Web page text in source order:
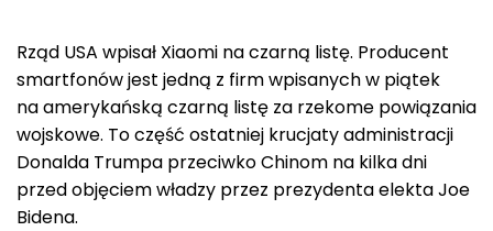
Rząd USA wpisał Xiaomi na czarną listę. Producent
smartfonów jest jedną z firm wpisanych w piątek
na amerykańską czarną listę za rzekome powiązania
wojskowe. To część ostatniej krucjaty administracji
Donalda Trumpa przeciwko Chinom na kilka dni
przed objęciem władzy przez prezydenta elekta Joe
Bidena.